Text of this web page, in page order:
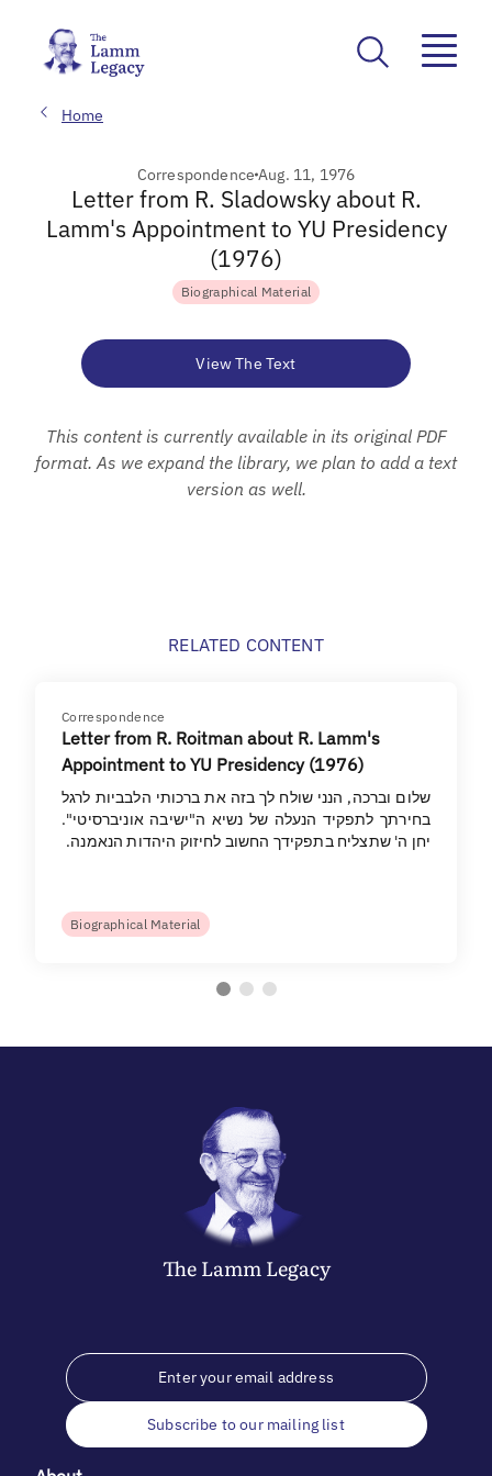
Home
CorrespondenceAug. 11, 1976
Letter from R. Sladowsky about R.
Lamm's Appointment to YU Presidency
(1976)
Biographical Material
View The Text
This content is currently available in its original PDF
format. As we expand the library, we plan to add a text
version as well.
RELATED CONTENT
Correspondence
Letter from R. Roitman about R. Lamm's
Appointment to YU Presidency (1976)
שלום וברכה, הנני שולח לך בזה את ברכותי הלבביות לרגל
בחירתך לתפקיד הנעלה של נשיא ה"ישיבה אוניברסיטי".
יחן ה' שתצליח בתפקידך החשוב לחיזוק היהדות הנאמנה.
Biographical Material
The LammLegacy
Subscribe to our mailing list